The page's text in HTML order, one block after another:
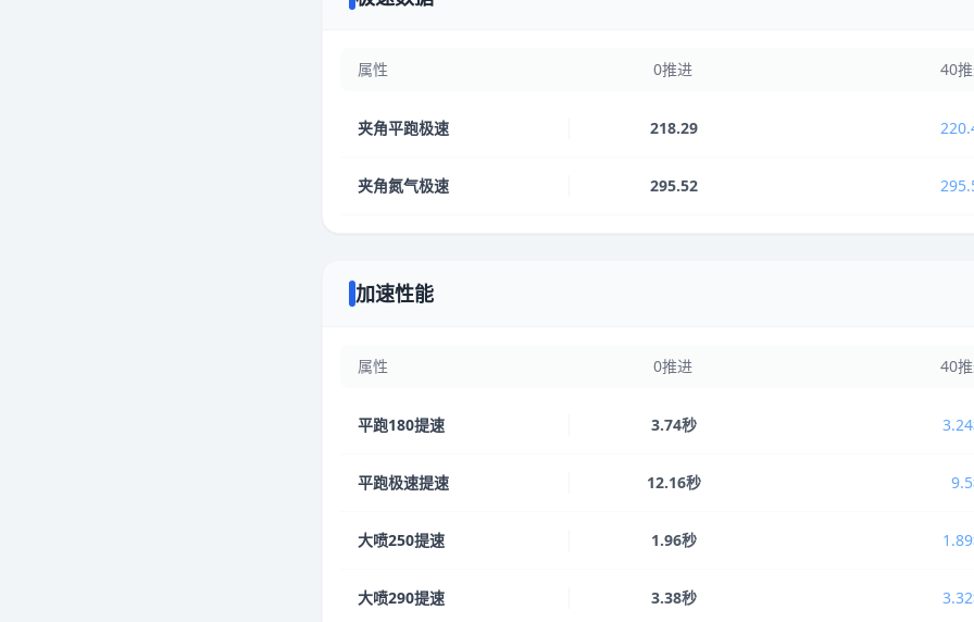
属性 0推进 40
夹角平跑极速 218.29
夹角氮气极速 295.52
加速性能
属性 0推进 40
平跑180提速 3.74秒
平跑极速提速 12.16秒
大喷250提速 1.96秒
大喷290提速 3.38秒